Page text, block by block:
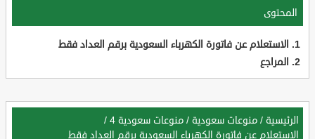
المحتوى
الاستعلام عن فاتورة الكهرباء السعودية برقم العداد فقط
المراجع
الرئيسية / منوعات سعودية / منوعات سعودية 4
/
الاستعلام عن فاتورة الكهرباء السعودية برقم العداد فقط